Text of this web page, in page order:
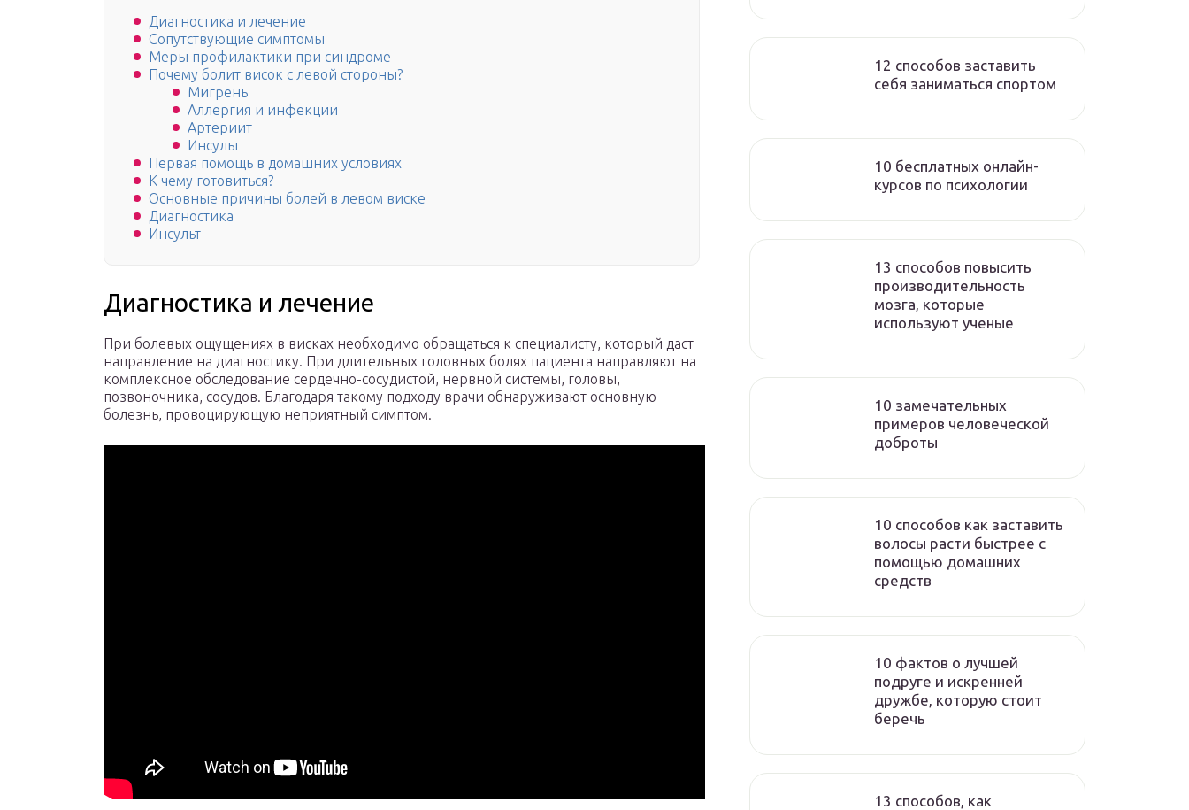
Диагностика и лечение
Сопутствующие симптомы
Меры профилактики при синдроме
Почему болит висок с левой стороны?
Мигрень
Аллергия и инфекции
Артериит
Инсульт
Первая помощь в домашних условиях
К чему готовиться?
Основные причины болей в левом виске
Диагностика
Инсульт
Диагностика и лечение
При болевых ощущениях в висках необходимо обращаться к специалисту, который даст
направление на диагностику. При длительных головных болях пациента направляют на
комплексное обследование сердечно-сосудистой, нервной системы, головы,
позвоночника, сосудов. Благодаря такому подходу врачи обнаруживают основную
болезнь, провоцирующую неприятный симптом.
12 способов заставить
себя заниматься спортом
10 бесплатных онлайн-
курсов по психологии
13 способов повысить
производительность
мозга, которые
используют ученые
10 замечательных
примеров человеческой
доброты
10 способов как заставить
волосы расти быстрее с
помощью домашних
средств
10 фактов о лучшей
подруге и искренней
дружбе, которую стоит
беречь
13 способов, как